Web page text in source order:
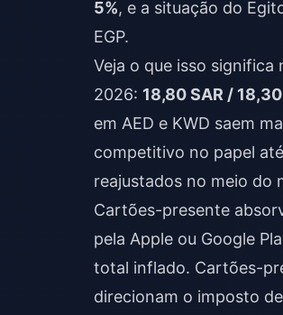
5%, e a situação do
EGP.
Veja o que isso
2026: 18,80 SAR /
em AED e KWD saem
competitivo no papel
reajustados no meio do
Cartões-presente
pela Apple ou Google
total inflado. Cartões-
direcionam o imposto